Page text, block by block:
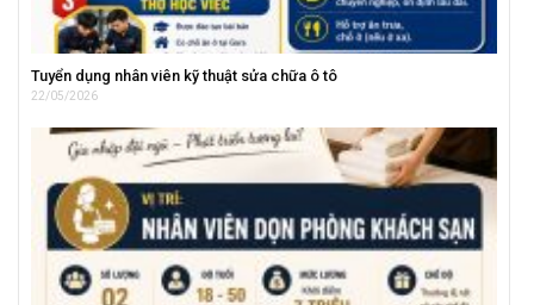
Tuyển dụng nhân viên kỹ thuật sửa chữa ô tô
22/05/2026